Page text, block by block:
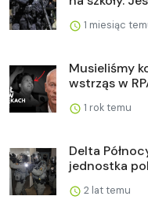
1 miesiąc
Musieliśmy
wstrząs w
1 rok temu
Delta
jednostka
2 lat temu